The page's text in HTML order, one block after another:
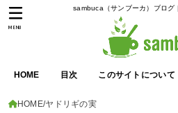
sambuca（サンブーカ）ブログ
HOME 目次 このサイトについて
MENU
HOME ヤドリギの実